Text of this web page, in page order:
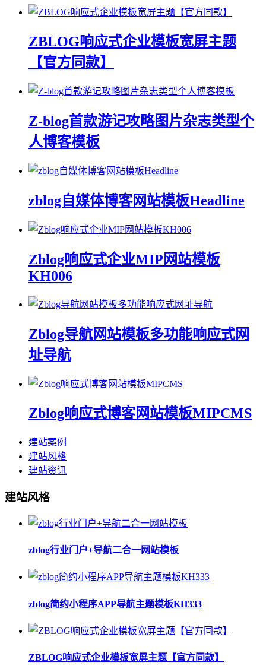
ZBLOG响应式企业模板宽屏主题
【官方同款】
Z-blog首款游记攻略图片杂志类型个
人博客模板
zblog自媒体博客网站模板Headline
Zblog响应式企业MIP网站模板
KH006
Zblog导航网站模板多功能响应式网
址导航
Zblog响应式博客网站模板MIPCMS
建站案例
建站风格
建站资讯
建站风格
zblog行业门户+导航二合一网站模板
zblog简约小程序APP导航主题模板KH333
ZBLOG响应式企业模板宽屏主题【官方同款】